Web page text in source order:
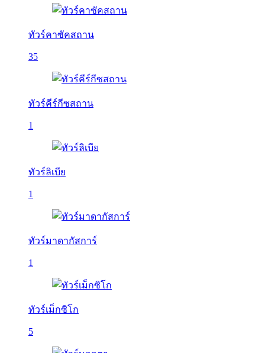
ทัวร์คาซัคสถาน
35
ทัวร์คีร์กีซสถาน
1
ทัวร์ลิเบีย
1
ทัวร์มาดากัสการ์
1
ทัวร์เม็กซิโก
5